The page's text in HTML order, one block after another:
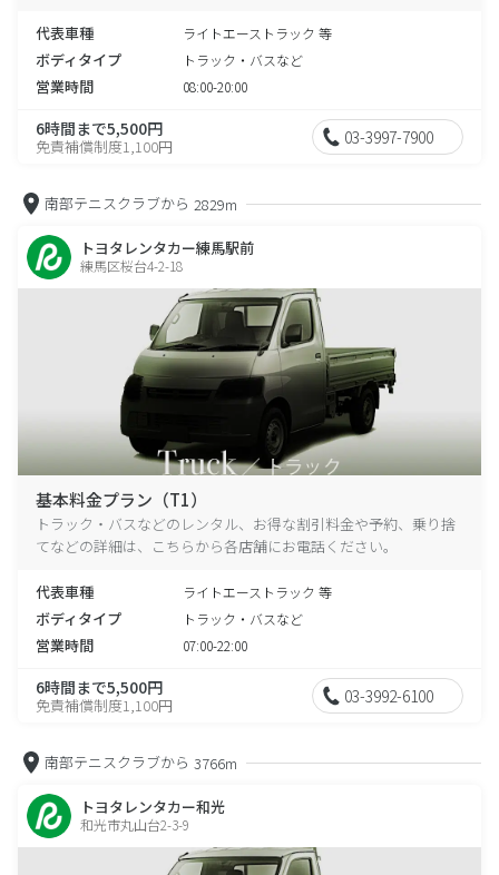
代表車種 ライトエーストラック 等
ボディタイプ トラック・バスなど
営業時間 08:00-20:00
6時間まで5,500円
免責補償制度1,100円 03-3997-7900
南部テニスクラブから 2829m
トヨタレンタカー練馬駅前
練馬区桜台4-2-18
基本料金プラン（T1）
トラック・バスなどのレンタル、お得な割引料金や予約、乗り捨
てなどの詳細は、こちらから各店舗にお電話ください。
代表車種 ライトエーストラック 等
ボディタイプ トラック・バスなど
営業時間 07:00-22:00
6時間まで5,500円
免責補償制度1,100円 03-3992-6100
南部テニスクラブから 3766m
トヨタレンタカー和光
和光市丸山台2-3-9